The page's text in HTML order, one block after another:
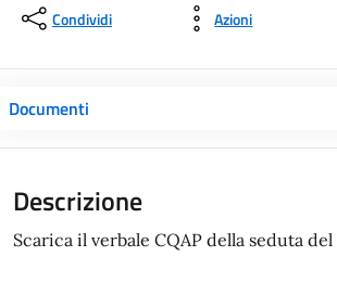
Condividi Azioni
Documenti
Descrizione
Scarica il verbale CQAP della seduta